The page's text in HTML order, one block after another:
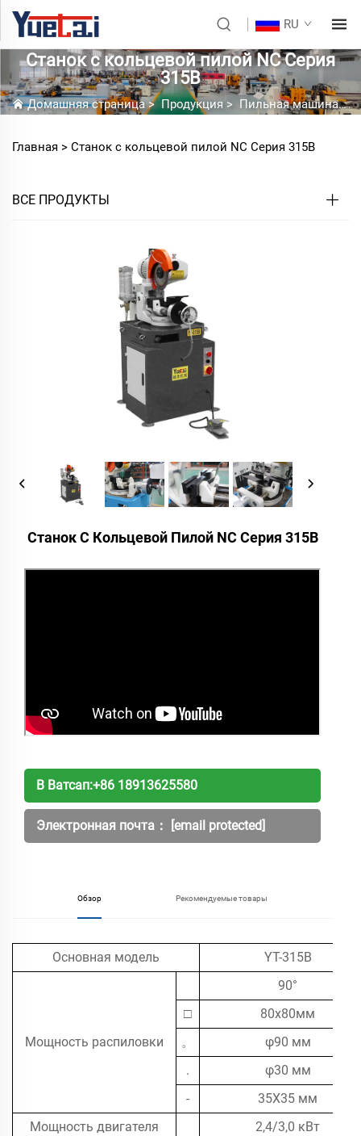
RU
Станок с кольцевой пилой NC Серия
315B
Домашняя страница>Продукция > Пильная машина с круговой подачей
Главная > Станок с кольцевой пилой NC Серия 315B
ВСЕ ПРОДУКТЫ
Станок С Кольцевой Пилой NC Серия 315B
В Ватсап:+86 18913625580
Электронная почта： [email protected]
Обзор Рекомендуемые товары
Основная модель YT-315B
Мощность распиловки
90°
□
80x80мм
。
φ90 мм
.
φ30 мм
-
35X35 мм
Мощность двигателя
2,4/3,0 кВт